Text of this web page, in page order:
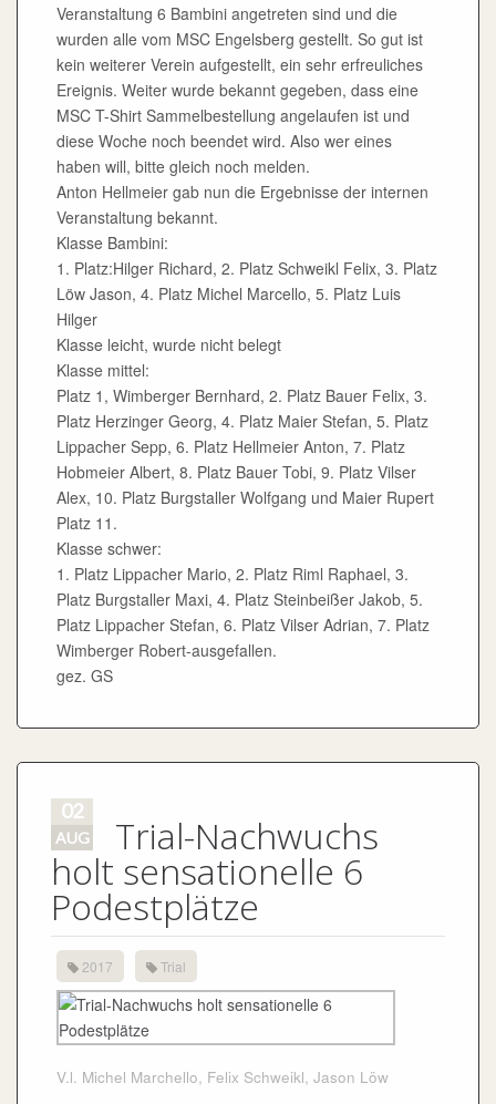
Veranstaltung 6 Bambini angetreten sind und die
wurden alle vom MSC Engelsberg gestellt. So gut ist
kein weiterer Verein aufgestellt, ein sehr erfreuliches
Ereignis. Weiter wurde bekannt gegeben, dass eine
MSC T-Shirt Sammelbestellung angelaufen ist und
diese Woche noch beendet wird. Also wer eines
haben will, bitte gleich noch melden.
Anton Hellmeier gab nun die Ergebnisse der internen
Veranstaltung bekannt.
Klasse Bambini:
1. Platz:Hilger Richard, 2. Platz Schweikl Felix, 3. Platz
Löw Jason, 4. Platz Michel Marcello, 5. Platz Luis
Hilger
Klasse leicht, wurde nicht belegt
Klasse mittel:
Platz 1, Wimberger Bernhard, 2. Platz Bauer Felix, 3.
Platz Herzinger Georg, 4. Platz Maier Stefan, 5. Platz
Lippacher Sepp, 6. Platz Hellmeier Anton, 7. Platz
Hobmeier Albert, 8. Platz Bauer Tobi, 9. Platz Vilser
Alex, 10. Platz Burgstaller Wolfgang und Maier Rupert
Platz 11.
Klasse schwer:
1. Platz Lippacher Mario, 2. Platz Riml Raphael, 3.
Platz Burgstaller Maxi, 4. Platz Steinbeißer Jakob, 5.
Platz Lippacher Stefan, 6. Platz Vilser Adrian, 7. Platz
Wimberger Robert-ausgefallen.
gez. GS
02
AUG Trial-Nachwuchs
holt sensationelle 6
Podestplätze
2017 Trial
V.l. Michel Marchello, Felix Schweikl, Jason Löw